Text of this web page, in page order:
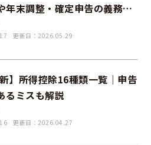
年末調整・確定申告の義務も
更新日：2026.05.29
】所得控除16種類一覧｜申告
るミスも解説
更新日：2026.04.27